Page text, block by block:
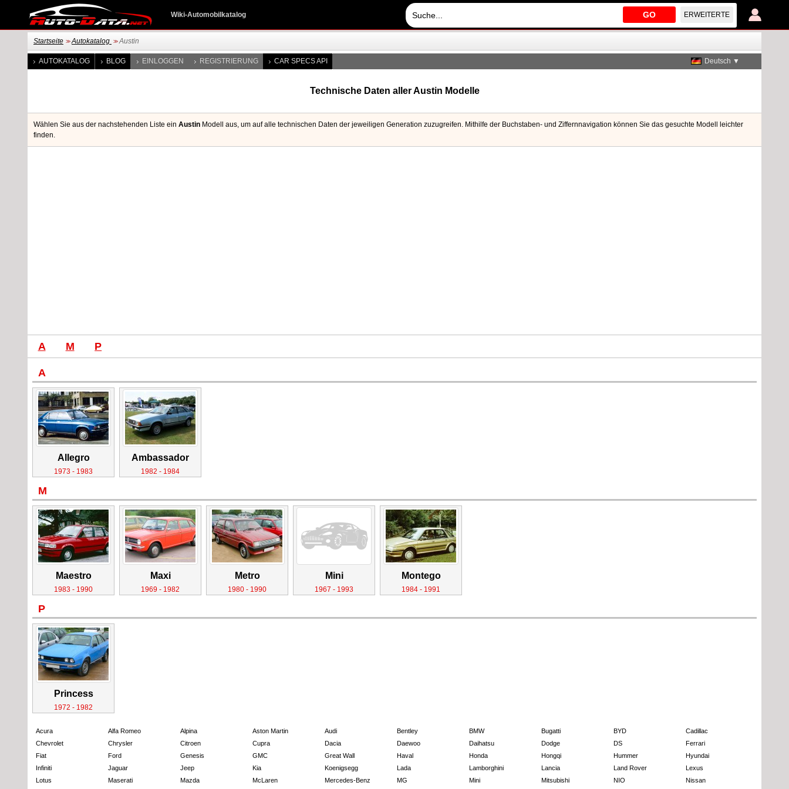
GO ERWEITERTE
Wiki-Automobilkatalog
Startseite >> Autokatalog >> Austin
AUTOKATALOG BLOG EINLOGGEN REGISTRIERUNG CAR SPECS API Deutsch ▼
Technische Daten aller Austin Modelle
Wählen Sie aus der nachstehenden Liste ein Austin Modell aus, um auf alle technischen Daten der jeweiligen Generation zuzugreifen. Mithilfe der Buchstaben- und Ziffernnavigation können Sie das gesuchte Modell leichter
finden.
A M P
A
Allegro
1973 - 1983
Ambassador
1982 - 1984
M
Maestro
1983 - 1990
Maxi
1969 - 1982
Metro
1980 - 1990
Mini
1967 - 1993
Montego
1984 - 1991
P
Princess
1972 - 1982
Acura Alfa Romeo Alpina Aston Martin Audi Bentley BMW Bugatti BYD
Cadillac
Chevrolet
Chrysler Citroen Cupra Dacia Daewoo Daihatsu Dodge DS
Ferrari
Fiat
Ford Genesis GMC Great Wall Haval Honda Hongqi Hummer
Hyundai
Infiniti
Jaguar Jeep Kia Koenigsegg Lada Lamborghini Lancia Land Rover
Lexus
Lotus
Maserati Mazda McLaren Mercedes-Benz MG Mini Mitsubishi NIO Nissan